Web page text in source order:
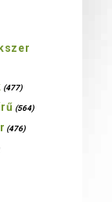
(477)
(564)
(476)